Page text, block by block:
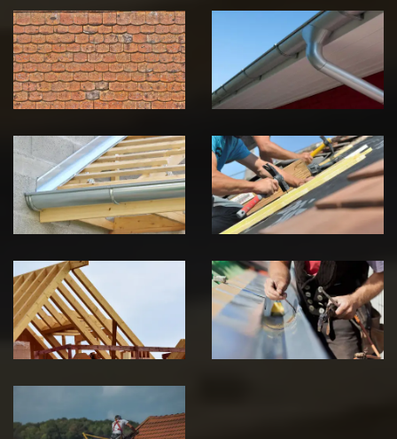
démoussage de
toiture 39
Jura
pose de
gouttière 39
Jura
Pose de
Chéneau 39
Jura
Réparation de
toiture 39
Jura
Traitement de
charpente 39
Jura
Travaux de
zinguerie 39
Jura
Urgence fuite
de toiture 39